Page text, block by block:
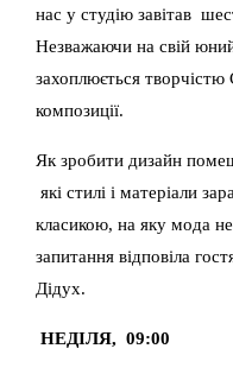
нас у студію завітав
Незважаючи на свій
захоплюється творчістю
композиції.
Як зробити дизайн
які стилі і матеріали
класикою, на яку мода
запитання відповіла
Дідух.
НЕДІЛЯ, 09:00